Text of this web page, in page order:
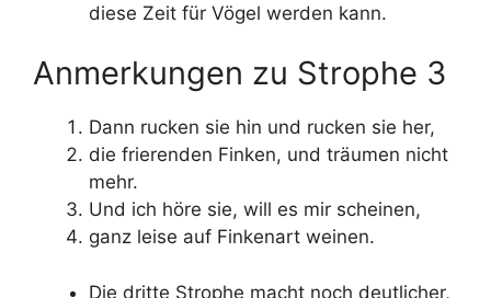
diese Zeit für Vögel werden kann.
Anmerkungen zu Strophe 3
Dann rucken sie hin und rucken sie her,
die frierenden Finken, und träumen nicht
mehr.
Und ich höre sie, will es mir scheinen,
ganz leise auf Finkenart weinen.
Die dritte Strophe macht noch deutlicher,